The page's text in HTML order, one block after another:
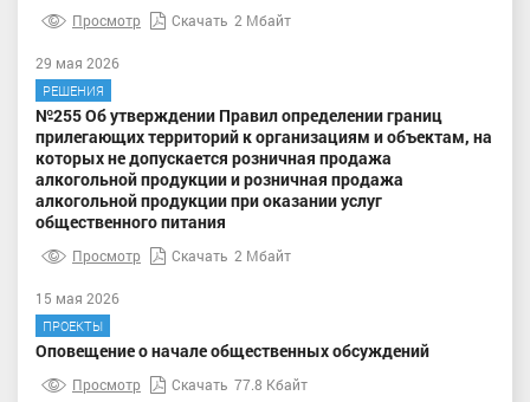
Просмотр Скачать 2 Мбайт
29 мая 2026
РЕШЕНИЯ
№255 Об утверждении Правил определении границ
прилегающих территорий к организациям и объектам, на
которых не допускается розничная продажа
алкогольной продукции и розничная продажа
алкогольной продукции при оказании услуг
общественного питания
Просмотр Скачать 2 Мбайт
15 мая 2026
ПРОЕКТЫ
Оповещение о начале общественных обсуждений
Просмотр Скачать 77.8 Кбайт